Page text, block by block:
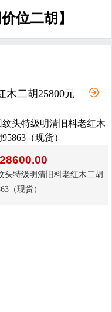
位二胡】
木二胡25800元
28600.00
头特级明清旧料老红木二胡
（现货）